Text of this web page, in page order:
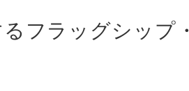
フラッグシップ